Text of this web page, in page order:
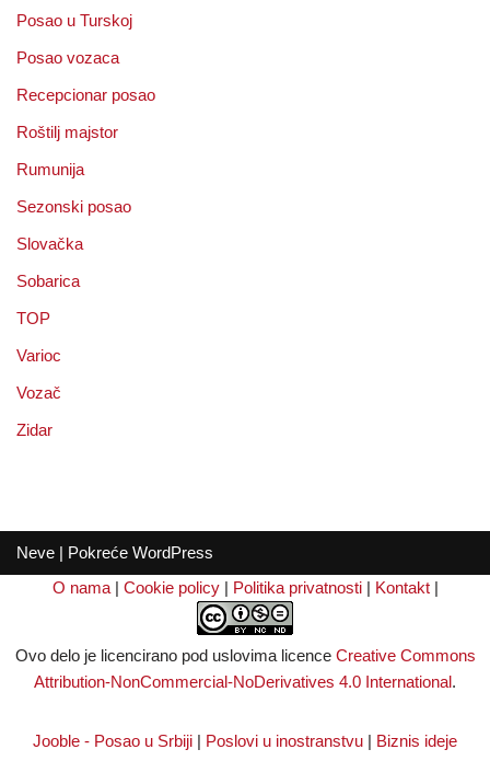
Posao u Turskoj
Posao vozaca
Recepcionar posao
Roštilj majstor
Rumunija
Sezonski posao
Slovačka
Sobarica
TOP
Varioc
Vozač
Zidar
Neve | Pokreće WordPress
O nama | Cookie policy | Politika privatnosti | Kontakt |
Ovo delo je licencirano pod uslovima licence Creative Commons
Attribution-NonCommercial-NoDerivatives 4.0 International.
Jooble - Posao u Srbiji | Poslovi u inostranstvu | Biznis ideje